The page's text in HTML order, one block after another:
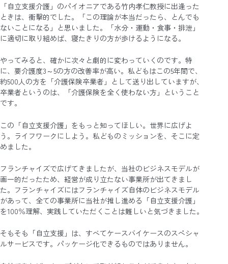
「自立支援介護」のパイオニアである竹内孝仁教授に出逢った
ときは、衝撃的でした。「この理論が本当だったら、とんでも
ないことになる」と思いました。「水分・運動・食事・排泄」
に適切に取り組めば、寝たきりの方が歩けるようになる。
やってみると、確かに次々と劇的に変わっていくのです。特
に、要介護度3～5の方の改善率が高い。私どもはこの5年間で、
約500人の方を「介護保険卒業者」として送り出していますが、
卒業者というのは、「介護保険を全く使わない方」ということ
です。
この「自立支援介護」をもっと知ってほしい。世界に広げよ
う。ライフワークにしよう。私どものミッションを、そこに定
めました。
フランチャイズで広げてきましたが、当社のビジネスモデルが
画一的だったため、経営が成り立たない事業所が出てきまし
た。フランチャイズにはフランチャイズ自体のビジネスモデル
があって、全ての事業所に当社が推し進める「自立支援介護」
を100％理解、実践していただくことは難しいと気づきました。
そもそも「自立支援」は、すべてケースバイケースのスペシャ
ルサービスです。パッケージ化できるものではありません。